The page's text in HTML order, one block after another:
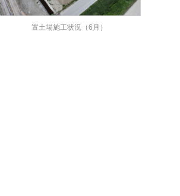
置土場施工状況（6月）